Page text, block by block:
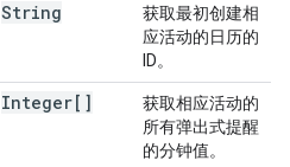
String
获取最初创建相
应活动的日历的
ID。
Integer[]
获取相应活动的
所有弹出式提醒
的分钟值。